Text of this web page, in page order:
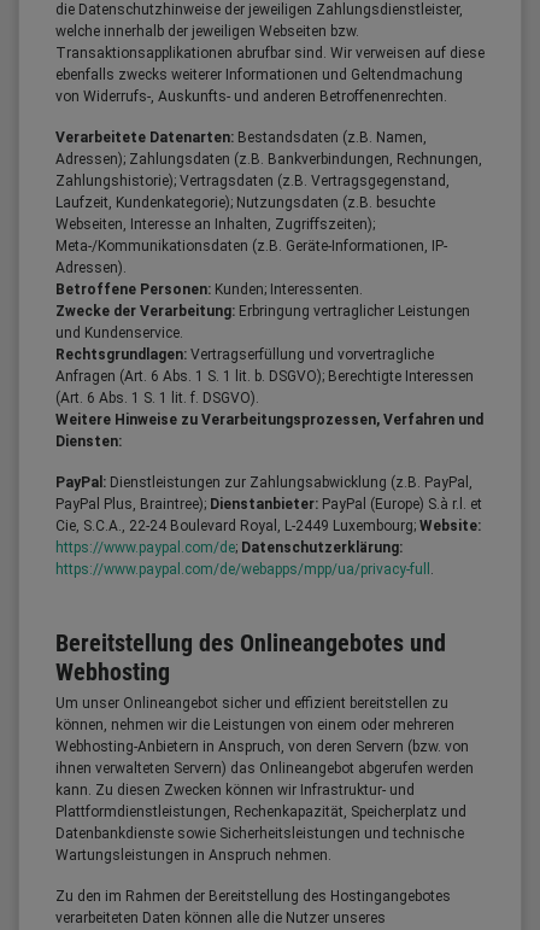
die Datenschutzhinweise der jeweiligen Zahlungsdienstleister,
welche innerhalb der jeweiligen Webseiten bzw.
Transaktionsapplikationen abrufbar sind. Wir verweisen auf diese
ebenfalls zwecks weiterer Informationen und Geltendmachung
von Widerrufs-, Auskunfts- und anderen Betroffenenrechten.
Verarbeitete Datenarten: Bestandsdaten (z.B. Namen,
Adressen); Zahlungsdaten (z.B. Bankverbindungen, Rechnungen,
Zahlungshistorie); Vertragsdaten (z.B. Vertragsgegenstand,
Laufzeit, Kundenkategorie); Nutzungsdaten (z.B. besuchte
Webseiten, Interesse an Inhalten, Zugriffszeiten);
Meta-/Kommunikationsdaten (z.B. Geräte-Informationen, IP-
Adressen).
Betroffene Personen: Kunden; Interessenten.
Zwecke der Verarbeitung: Erbringung vertraglicher Leistungen
und Kundenservice.
Rechtsgrundlagen: Vertragserfüllung und vorvertragliche
Anfragen (Art. 6 Abs. 1 S. 1 lit. b. DSGVO); Berechtigte Interessen
(Art. 6 Abs. 1 S. 1 lit. f. DSGVO).
Weitere Hinweise zu Verarbeitungsprozessen, Verfahren und
Diensten:
PayPal: Dienstleistungen zur Zahlungsabwicklung (z.B. PayPal,
PayPal Plus, Braintree); Dienstanbieter: PayPal (Europe) S.à r.l. et
Cie, S.C.A., 22-24 Boulevard Royal, L-2449 Luxembourg; Website:
https://www.paypal.com/de; Datenschutzerklärung:
https://www.paypal.com/de/webapps/mpp/ua/privacy-full .
Bereitstellung des Onlineangebotes und
Webhosting
Um unser Onlineangebot sicher und effizient bereitstellen zu
können, nehmen wir die Leistungen von einem oder mehreren
Webhosting-Anbietern in Anspruch, von deren Servern (bzw. von
ihnen verwalteten Servern) das Onlineangebot abgerufen werden
kann. Zu diesen Zwecken können wir Infrastruktur- und
Plattformdienstleistungen, Rechenkapazität, Speicherplatz und
Datenbankdienste sowie Sicherheitsleistungen und technische
Wartungsleistungen in Anspruch nehmen.
Zu den im Rahmen der Bereitstellung des Hostingangebotes
verarbeiteten Daten können alle die Nutzer unseres